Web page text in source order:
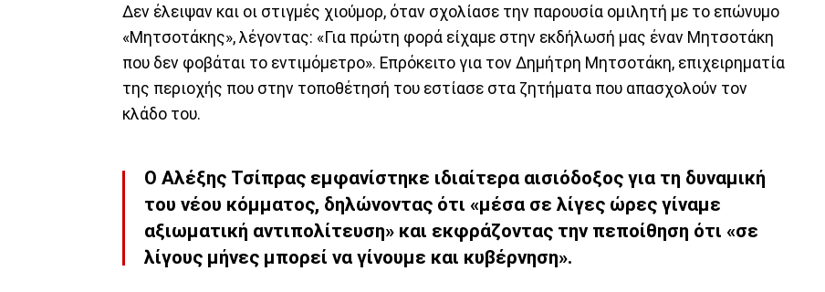
Δεν έλειψαν και οι στιγμές χιούμορ, όταν σχολίασε την παρουσία ομιλητή με το επώνυμο
«Μητσοτάκης», λέγοντας: «Για πρώτη φορά είχαμε στην εκδήλωσή μας έναν Μητσοτάκη
που δεν φοβάται το εντιμόμετρο». Επρόκειτο για τον Δημήτρη Μητσοτάκη, επιχειρηματία
της περιοχής που στην τοποθέτησή του εστίασε στα ζητήματα που απασχολούν τον
κλάδο του.
Ο Αλέξης Τσίπρας εμφανίστηκε ιδιαίτερα αισιόδοξος για τη δυναμική
του νέου κόμματος, δηλώνοντας ότι «μέσα σε λίγες ώρες γίναμε
αξιωματική αντιπολίτευση» και εκφράζοντας την πεποίθηση ότι «σε
λίγους μήνες μπορεί να γίνουμε και κυβέρνηση».